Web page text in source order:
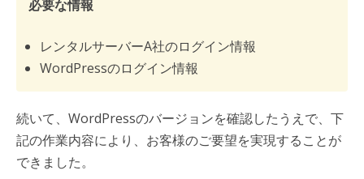
必要な情報
レンタルサーバーA社のログイン情報
WordPressのログイン情報
続いて、WordPressのバージョンを確認したうえで、下
記の作業内容により、お客様のご要望を実現することが
できました。